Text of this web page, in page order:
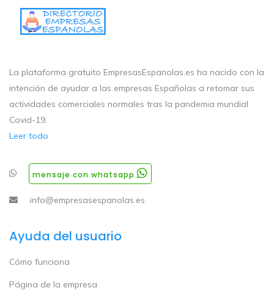
La plataforma gratuito EmpresasEspanolas.es ha nacido con la
intención de ayudar a las empresas Españolas a retomar sus
actividades comerciales normales tras la pandemia mundial
Covid-19.
Leer todo
mensaje con whatsapp
info@empresasespanolas.es
Ayuda del usuario
Cómo funciona
Página de la empresa